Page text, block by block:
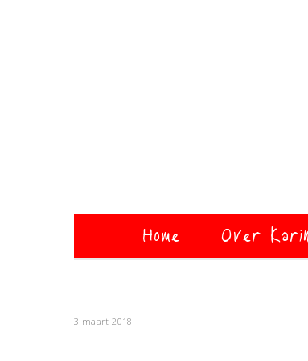
Home Over
3 maart 2018